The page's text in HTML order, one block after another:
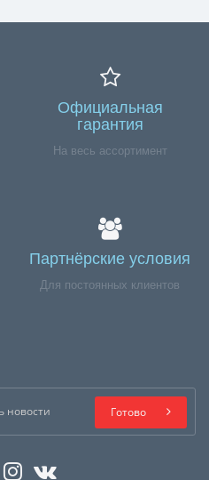
Официальная
гарантия
На весь ассортимент
Партнёрские условия
Для постоянных клиентов
Готово